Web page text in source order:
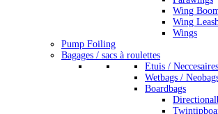
Wing
Wing
Wings
Pump Foiling
Bagages / sacs à roulettes
Etuis / Neccesaires
Wetbags /
Boardbags